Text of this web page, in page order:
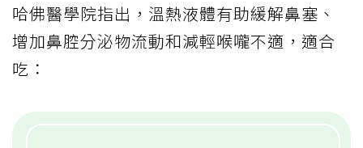
哈佛醫學院指出，溫熱液體有助緩解鼻塞、
增加鼻腔分泌物流動和減輕喉嚨不適，適合
吃：